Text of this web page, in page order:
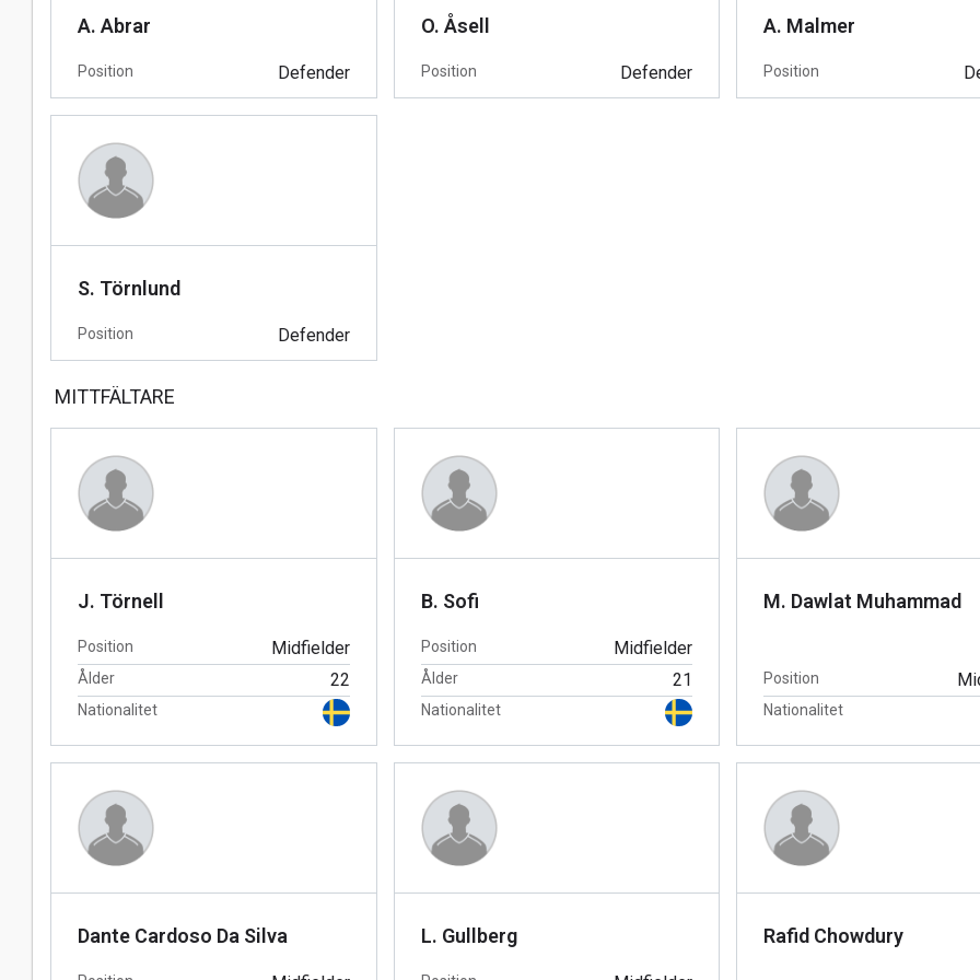
A. Abrar
Position Defender
O. Åsell
Position Defender
A. Malmer
Position
S. Törnlund
Position Defender
MITTFÄLTARE
J. Törnell
Position Midfielder
Ålder 22
Nationalitet
B. Sofi
Position Midfielder
Ålder 21
Nationalitet
M. Dawlat Muhammad
Position
Nationalitet
Dante Cardoso Da Silva L. Gullberg Rafid Chowdury